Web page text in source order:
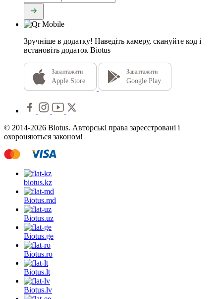
Зручніше в додатку! Наведіть камеру, скануйте код і
встановіть додаток Biotus
Завантажити
Apple Store
Завантажити
Google Play
© 2014-2026 Biotus. Авторські права зареєстровані і
охороняються законом!
biotus.kz
Biotus.md
Biotus.uz
Biotus.ge
Biotus.ro
Biotus.lt
Biotus.lv